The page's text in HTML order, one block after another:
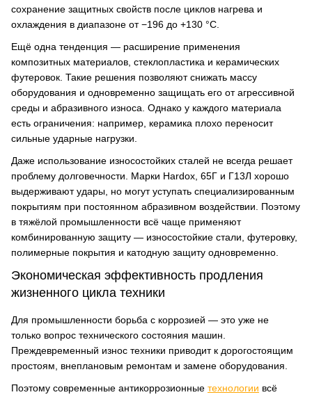
сохранение защитных свойств после циклов нагрева и
охлаждения в диапазоне от −196 до +130 °C.
Ещё одна тенденция — расширение применения
композитных материалов, стеклопластика и керамических
футеровок. Такие решения позволяют снижать массу
оборудования и одновременно защищать его от агрессивной
среды и абразивного износа. Однако у каждого материала
есть ограничения: например, керамика плохо переносит
сильные ударные нагрузки.
Даже использование износостойких сталей не всегда решает
проблему долговечности. Марки Hardox, 65Г и Г13Л хорошо
выдерживают удары, но могут уступать специализированным
покрытиям при постоянном абразивном воздействии. Поэтому
в тяжёлой промышленности всё чаще применяют
комбинированную защиту — износостойкие стали, футеровку,
полимерные покрытия и катодную защиту одновременно.
Экономическая эффективность продления
жизненного цикла техники
Для промышленности борьба с коррозией — это уже не
только вопрос технического состояния машин.
Преждевременный износ техники приводит к дорогостоящим
простоям, внеплановым ремонтам и замене оборудования.
Поэтому современные антикоррозионные технологии всё